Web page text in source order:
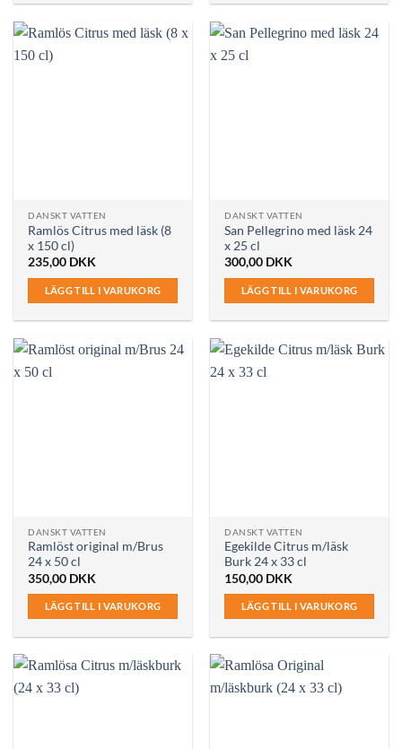
DANSKT VATTEN
Ramlös Citrus med läsk (8
x 150 cl)
235,00 DKK
LÄGG TILL I VARUKORG
DANSKT VATTEN
San Pellegrino med läsk 24
x 25 cl
300,00 DKK
LÄGG TILL I VARUKORG
DANSKT VATTEN
Ramlöst original m/Brus
24 x 50 cl
350,00 DKK
LÄGG TILL I VARUKORG
DANSKT VATTEN
Egekilde Citrus m/läsk
Burk 24 x 33 cl
150,00 DKK
LÄGG TILL I VARUKORG